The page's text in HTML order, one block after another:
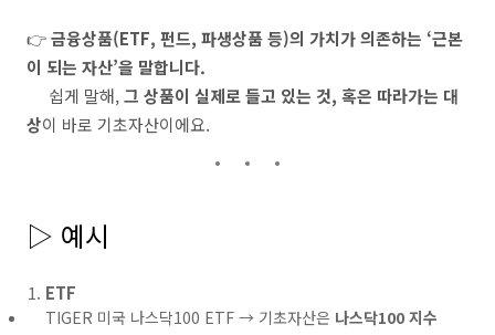
👉금융상품(ETF, 펀드, 파생상품 등)의 가치가 의존하는 ‘근본
이 되는 자산’을 말합니다.
쉽게 말해,그 상품이 실제로 들고 있는 것, 혹은 따라가는 대
상이 바로 기초자산이에요.
▷ 예시
ETF
TIGER 미국 나스닥100 ETF → 기초자산은 나스닥100 지수